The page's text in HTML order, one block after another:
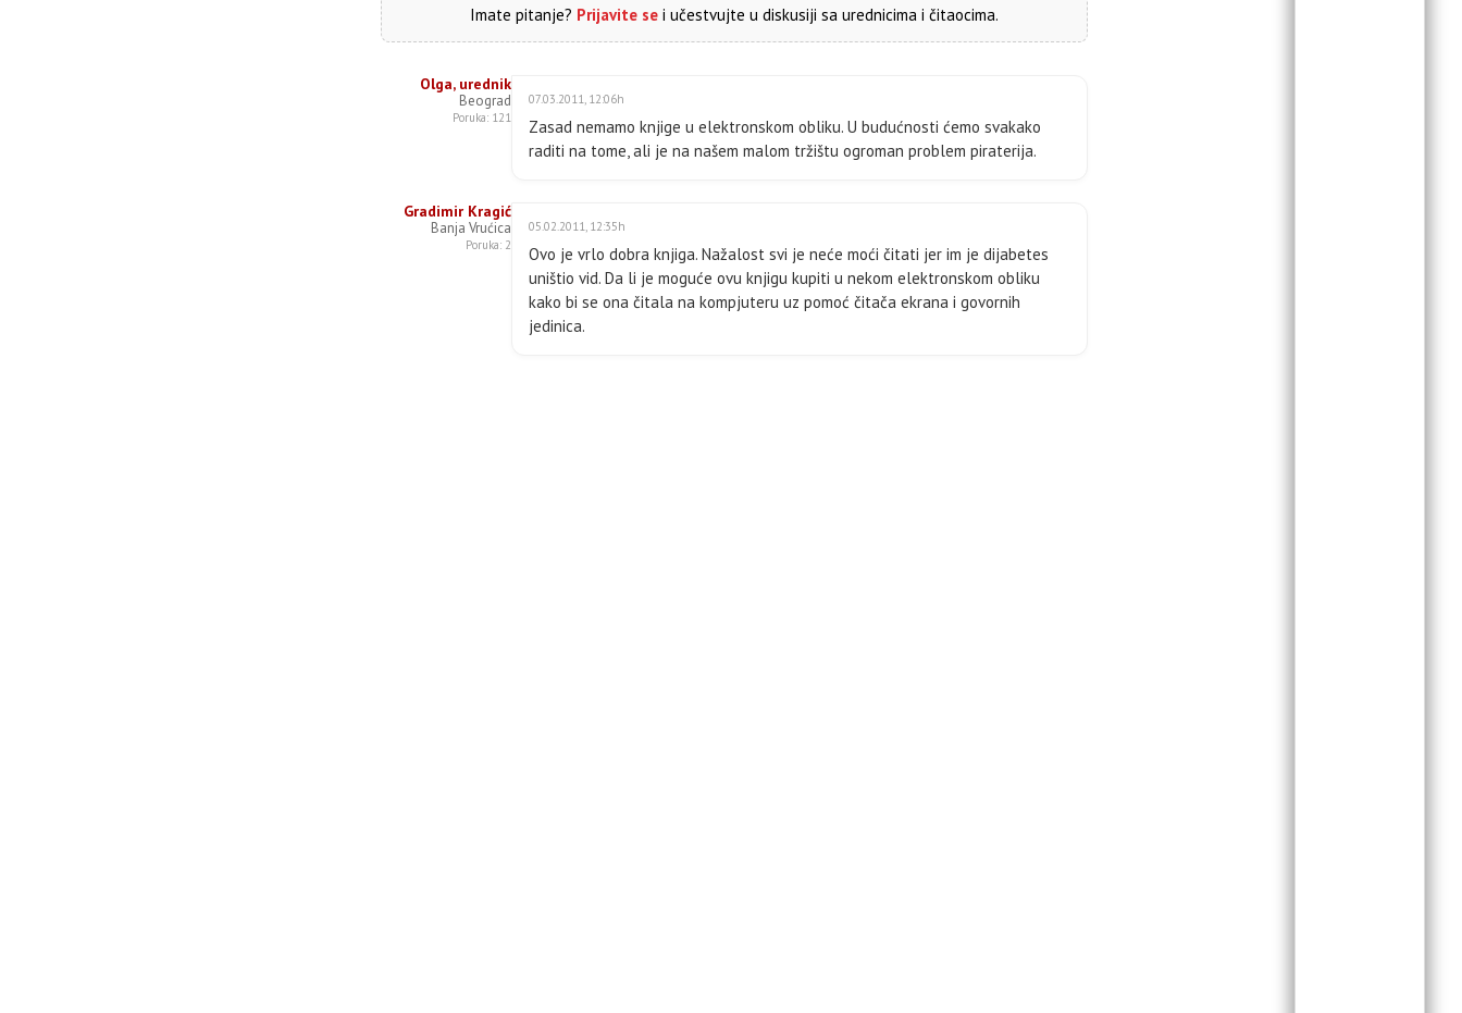
Imate pitanje? Prijavite se i učestvujte u diskusiji sa urednicima i čitaocima.
Olga, urednik
Beograd
Poruka: 121
07.03.2011, 12:06h
Zasad nemamo knjige u elektronskom obliku. U budućnosti ćemo svakako
raditi na tome, ali je na našem malom tržištu ogroman problem piraterija.
Gradimir Kragić
Banja Vrućica
Poruka: 2
05.02.2011, 12:35h
Ovo je vrlo dobra knjiga. Nažalost svi je neće moći čitati jer im je dijabetes
uništio vid. Da li je moguće ovu knjigu kupiti u nekom elektronskom obliku
kako bi se ona čitala na kompjuteru uz pomoć čitača ekrana i govornih
jedinica.